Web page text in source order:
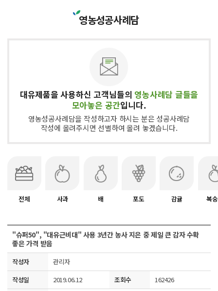
영농성공사례담
대유제품을 사용하신 고객님들의 영농사례담 글들을
모아놓은 공간입니다.
영농성공사례담을 작성하고자 하시는 분은 성공사례담
작성에 올려주시면 선별하여 올려 놓겠습니다.
전체 사과 배 포도 감귤 복
"슈퍼50", "대유근비대" 사용 3년간 농사 지은 중 제일 큰 감자 수확
좋은 가격 받음
작성자
관리자
작성일
2019.06.12 조회수
162426